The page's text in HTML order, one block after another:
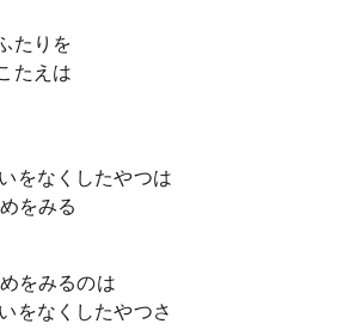
たりを
たえは
をなくしたやつは
をみる
をみるのは
をなくしたやつさ